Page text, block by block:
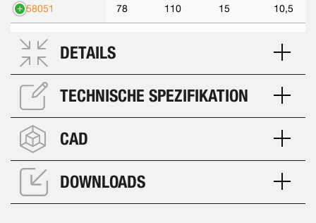
558051 78 110 15 10,5
DETAILS
TECHNISCHE SPEZIFIKATION
CAD
DOWNLOADS